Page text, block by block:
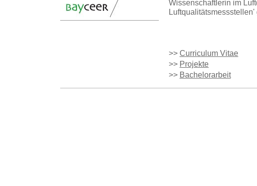
Wissenschaftlerin im
>> Curriculum Vitae
>> Projekte
>> Bachelorarbeit